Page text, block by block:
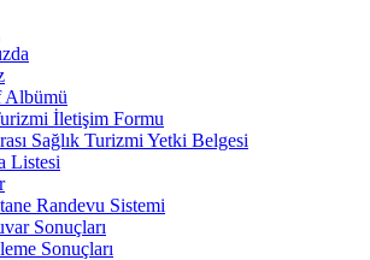
Albümü
İletişim Formu
Sağlık Turizmi Yetki Belgesi
Listesi
Randevu Sistemi
Sonuçları
Sonuçları